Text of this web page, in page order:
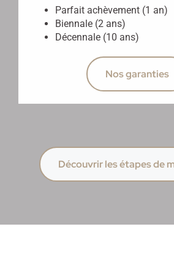
Parfait achèvement (1 an)
Biennale (2 ans)
Décennale (10 ans)
Nos garanties
Découvrir les étapes de